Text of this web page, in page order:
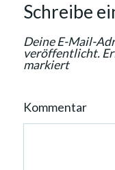
o
Schreibe
Deine E-Mail-
veröffentlicht.
markiert
Kommentar